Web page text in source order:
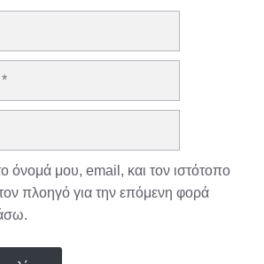
όνομά μου, email, και τον ιστότοπο
πλοηγό για την επόμενη φορά